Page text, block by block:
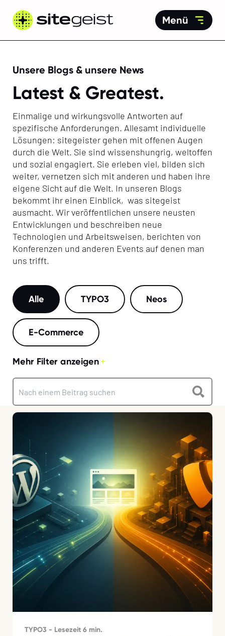
Menü
Unsere Blogs & unsere News
Latest & Greatest.
Einmalige und wirkungsvolle Antworten auf
spezifische Anforderungen. Allesamt individuelle
Lösungen: sitegeister gehen mit offenen Augen
durch die Welt. Sie sind wissenshungrig, weltoffen
und sozial engagiert. Sie erleben viel, bilden sich
weiter, vernetzen sich mit anderen und haben ihre
eigene Sicht auf die Welt. In unseren Blogs
bekommt ihr einen Einblick, was sitegeist
ausmacht. Wir veröffentlichen unsere neusten
Entwicklungen und beschreiben neue
Technologien und Arbeitsweisen, berichten von
Konferenzen und anderen Events auf denen man
uns trifft.
Alle TYPO3 Neos
E-Commerce
Mehr Filter anzeigen
TYPO3 - Lesezeit 6 min.